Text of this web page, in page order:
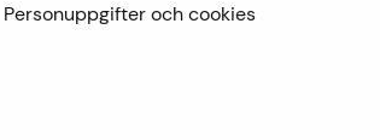
Personuppgifter och cookies